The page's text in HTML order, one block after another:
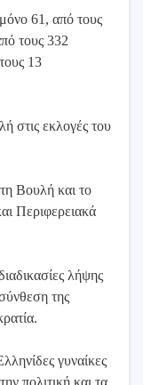
61, από τους
τους 332
13
στις εκλογές του
Βουλή και το
Περιφερειακά
λήψης
της
γυναίκες
πολιτική και τα